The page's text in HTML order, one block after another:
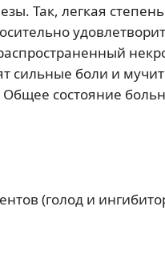
Так, легкая
сильные боли и
Общее состояние
(голод и